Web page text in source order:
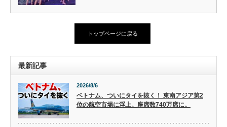
トップページに戻る
最新記事
2026/8/6
ベトナム、ついにタイを抜く！ 東南アジア第2
位の航空市場に浮上。座席数740万席に。